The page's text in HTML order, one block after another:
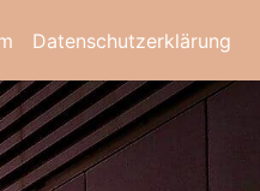
Datenschutzerklärung